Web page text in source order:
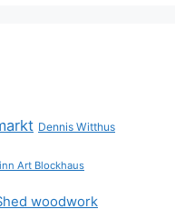
Dennis Witthus
Art Blockhaus
woodwork